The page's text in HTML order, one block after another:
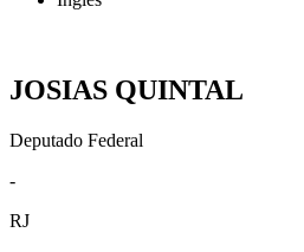
JOSIAS QUINTAL
Deputado Federal
-
RJ